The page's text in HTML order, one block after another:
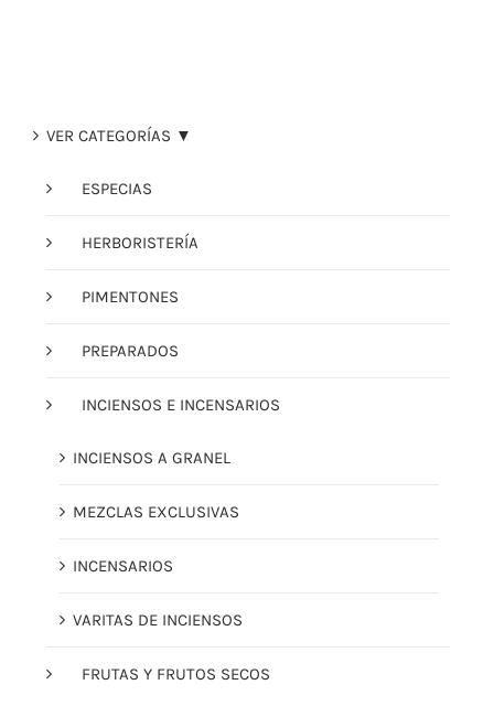
VER CATEGORÍAS ▼
ESPECIAS
HERBORISTERÍA
PIMENTONES
PREPARADOS
INCIENSOS E INCENSARIOS
INCIENSOS A GRANEL
MEZCLAS EXCLUSIVAS
INCENSARIOS
VARITAS DE INCIENSOS
FRUTAS Y FRUTOS SECOS